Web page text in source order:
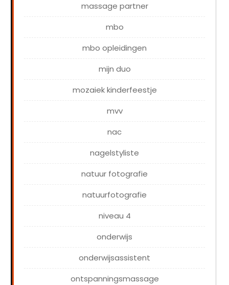
massage partner
mbo
mbo opleidingen
mijn duo
mozaiek kinderfeestje
mvv
nac
nagelstyliste
natuur fotografie
natuurfotografie
niveau 4
onderwijs
onderwijsassistent
ontspanningsmassage